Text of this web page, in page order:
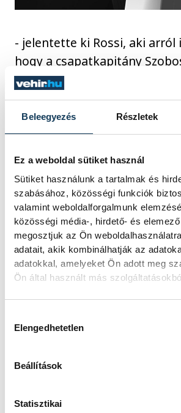
Beleegyezés Részletek
Ez a weboldal sütiket használ
Sütiket használunk a tartalmak és
szabásához, közösségi funkciók
valamint weboldalforgalmunk
közösségi média-, hirdető- és
megosztjuk az Ön
adatait, akik kombinálhatják az
adatokkal, amelyeket Ön adott meg
Ön által használt más
Elengedhetetlen
Beállítások
Statisztikai
- jelentette ki Rossi, aki arról
hogy a csapatkapitány
elfárdt, ennek ellenére
Debrecenben is.
Dominik elfáradt,
voltak, de
hogy négy nap alatt
regenerálódik. Terveim
szerint kezdeni fog,
fontos számunkra,
újfent győzzünk,
Rossi szót ejtett még
akinek negyedik perces